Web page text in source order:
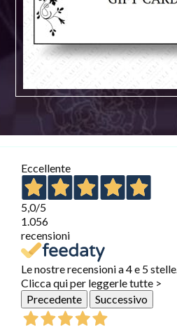
Eccellente
5,0/5
1.056
recensioni
Le nostre recensioni a 4 e 5 stelle.
Clicca qui per leggerle tutte >
Precedente
Successivo